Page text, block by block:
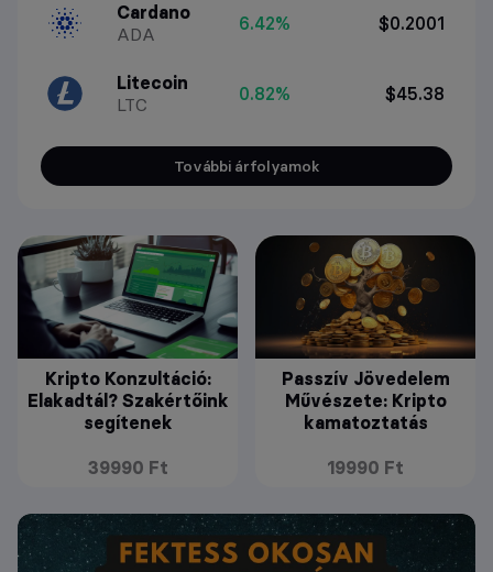
Cardano
ADA
6.42% $0.2001
Litecoin
LTC
0.82% $45.38
További árfolyamok
Kripto Konzultáció:
Elakadtál? Szakértőink
segítenek
39990 Ft
Passzív Jövedelem
Művészete: Kripto
kamatoztatás
19990 Ft